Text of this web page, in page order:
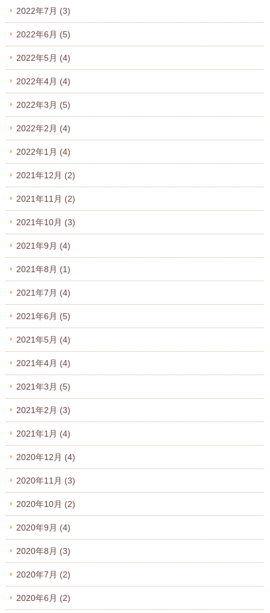
2022年7月 (3)
2022年6月 (5)
2022年5月 (4)
2022年4月 (4)
2022年3月 (5)
2022年2月 (4)
2022年1月 (4)
2021年12月 (2)
2021年11月 (2)
2021年10月 (3)
2021年9月 (4)
2021年8月 (1)
2021年7月 (4)
2021年6月 (5)
2021年5月 (4)
2021年4月 (4)
2021年3月 (5)
2021年2月 (3)
2021年1月 (4)
2020年12月 (4)
2020年11月 (3)
2020年10月 (2)
2020年9月 (4)
2020年8月 (3)
2020年7月 (2)
2020年6月 (2)